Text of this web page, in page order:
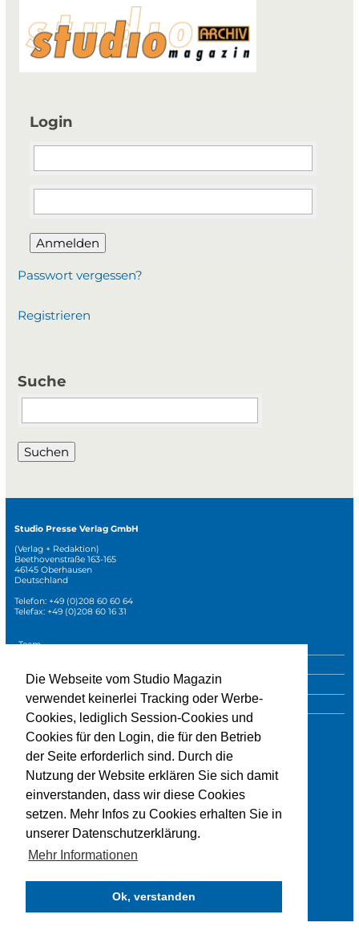
Die Webseite vom Studio Magazin
verwendet keinerlei Tracking oder Werbe-
Cookies, lediglich Session-Cookies und
Cookies für den Login, die für den Betrieb
der Seite erforderlich sind. Durch die
Nutzung der Website erklären Sie sich damit
einverstanden, dass wir diese Cookies
setzen. Mehr Infos zu Cookies erhalten Sie in
unserer Datenschutzerklärung.
Mehr Informationen
Ok, verstanden
Login
Anmelden
Passwort vergessen?
Registrieren
Suche
Suchbegriffe
Suchen
Studio Presse Verlag GmbH
(Verlag + Redaktion)
Beethovenstraße 163-165
46145 Oberhausen
Deutschland
Telefon: +49 (0)208 60 60 64
Telefax: +49 (0)208 60 16 31
Navigation
Team
Sonderpublikationen
Impressum
Datenschutz
» zur Studio-Website